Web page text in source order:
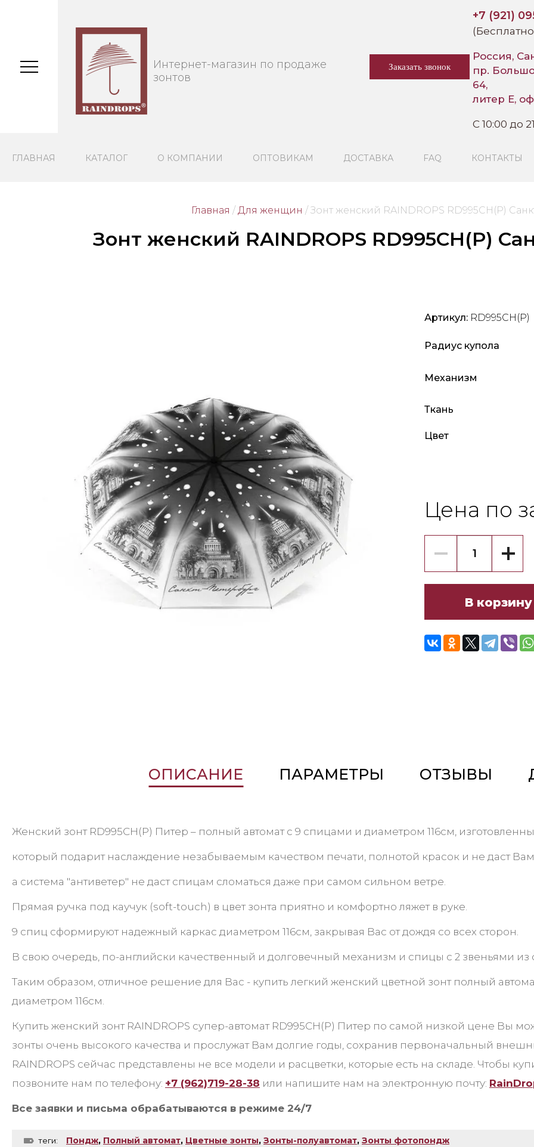
Интернет-магазин по продаже
зонтов
Заказать звонок
+7 (921)
Россия,
пр.
64,
литер Е,
C 10:00 до
ГЛАВНАЯ КАТАЛОГ О КОМПАНИИ ОПТОВИКАМ ДОСТАВКА FAQ КОНТАКТЫ
Главная / Для женщин / Зонт женский RAINDROPS RD995CH(Р)
Зонт женский RAINDROPS RD995CH(Р)
Артикул: RD995CH(Р)
Радиус купола
Механизм
Ткань
Цвет
Цена по
В корзину
ОПИСАНИЕ ПАРАМЕТРЫ ОТЗЫВЫ
Женский зонт RD995CH(Р) Питер – полный автомат с 9 спицами и диаметром 116см,
который подарит наслаждение незабываемым качеством печати, полнотой красок и не даст
а система "антиветер" не даст спицам сломаться даже при самом сильном ветре.
Прямая ручка под каучук (soft-touch) в цвет зонта приятно и комфортно ляжет в руке.
9 спиц сформируют надежный каркас диаметром 116см, закрывая Вас от дождя со всех сторон.
В свою очередь, по-английски качественный и долговечный механизм и спицы с 2 звеньями из
Таким образом, отличное решение для Вас - купить легкий женский цветной зонт полный
диаметром 116см.
Купить женский зонт RAINDROPS супер-автомат RD995CH(Р) Питер по самой низкой цене Вы
зонты очень высокого качества и прослужат Вам долгие годы, сохранив первоначальный
RAINDROPS сейчас представлены не все модели и расцветки, которые есть на складе. Чтобы
позвоните нам по телефону: +7 (962)719-28-38 или напишите нам на электронную почту:
Все заявки и письма обрабатываются в режиме 24/7
теги: Пондж, Полный автомат, Цветные зонты, Зонты-полуавтомат, Зонты фотопондж